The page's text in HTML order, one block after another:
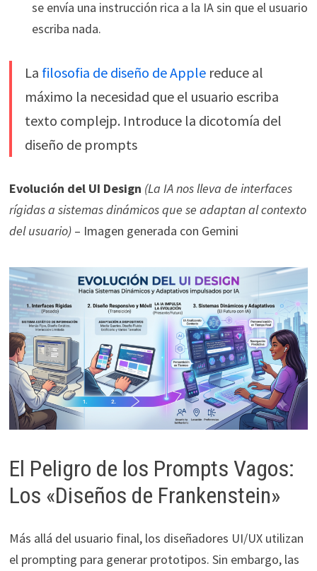
se envía una instrucción rica a la IA sin que el usuario
escriba nada.
La filosofia de diseño de Applereduce al
máximo la necesidad que el usuario escriba
texto complejp. Introduce la dicotomía del
diseño de prompts
Evolución del UI Design (La IA nos lleva de interfaces
rígidas a sistemas dinámicos que se adaptan al contexto
del usuario)– Imagen generada con Gemini
El Peligro de los Prompts Vagos:
Los «Diseños de Frankenstein»
Más allá del usuario final, los diseñadores UI/UX utilizan
el prompting para generar prototipos. Sin embargo, las